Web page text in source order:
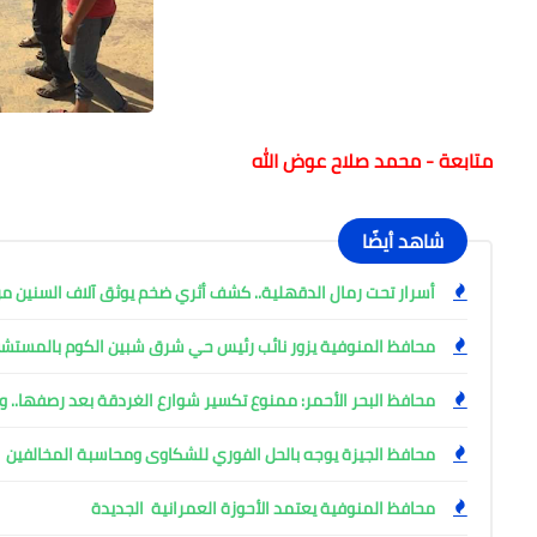
متابعة - محمد صلاح عوض الله
شاهد أيضًا
أسرار تحت رمال الدقهلية.. كشف أثري ضخم يوثق آلاف السنين
محافظ المنوفية يزور نائب رئيس حي شرق شبين الكوم
محافظ البحر الأحمر: ممنوع تكسير شوارع الغردقة بعد رصفها..
محافظ الجيزة يوجه بالحل الفوري للشكاوى ومحاسبة المخالفين
محافظ المنوفية يعتمد الأحوزة العمرانية الجديدة